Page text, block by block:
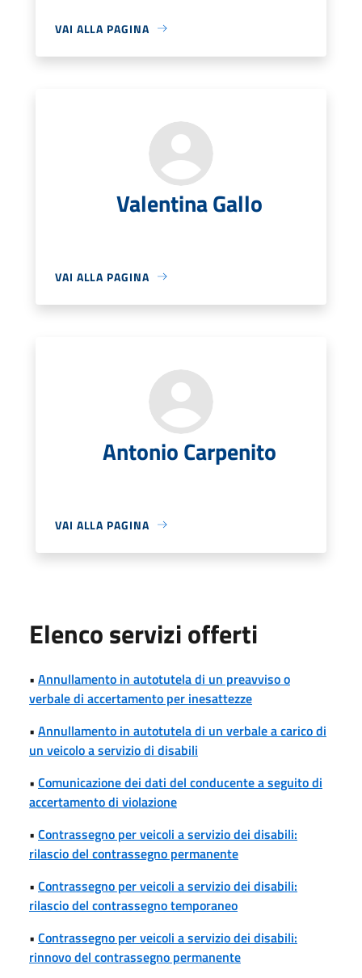
VAI ALLA PAGINA
Valentina Gallo
VAI ALLA PAGINA
Antonio Carpenito
VAI ALLA PAGINA
Elenco servizi offerti
• Annullamento in autotutela di un preavviso o
verbale di accertamento per inesattezze
• Annullamento in autotutela di un verbale a carico di
un veicolo a servizio di disabili
• Comunicazione dei dati del conducente a seguito di
accertamento di violazione
• Contrassegno per veicoli a servizio dei disabili:
rilascio del contrassegno permanente
• Contrassegno per veicoli a servizio dei disabili:
rilascio del contrassegno temporaneo
• Contrassegno per veicoli a servizio dei disabili:
rinnovo del contrassegno permanente